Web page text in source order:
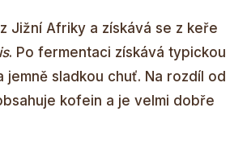
Jižní Afriky a získává se z keře
. Po fermentaci získává typickou
sladkou chuť. Na rozdíl od
kofein a je velmi dobře